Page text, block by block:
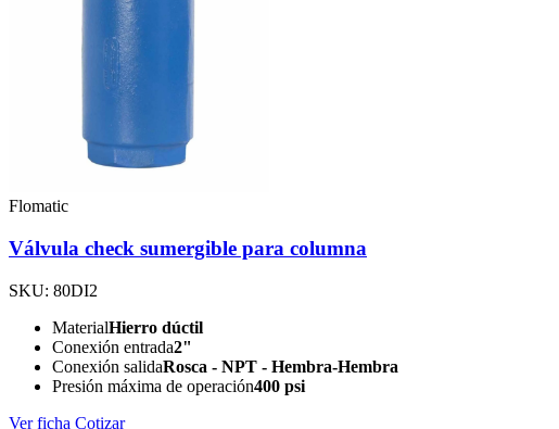
Flomatic
Válvula check sumergible para columna
SKU: 80DI2
MaterialHierro dúctil
Conexión entrada2"
Conexión salidaRosca - NPT - Hembra-Hembra
Presión máxima de operación400 psi
Ver ficha Cotizar